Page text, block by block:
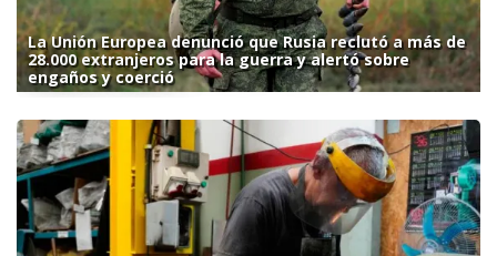
La Unión Europea denunció que Rusia reclutó a más de
28.000 extranjeros para la guerra y alertó sobre
engaños y coerció